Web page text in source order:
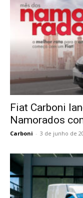
Fiat Carboni
Namorados
Carboni - 3 de junho de